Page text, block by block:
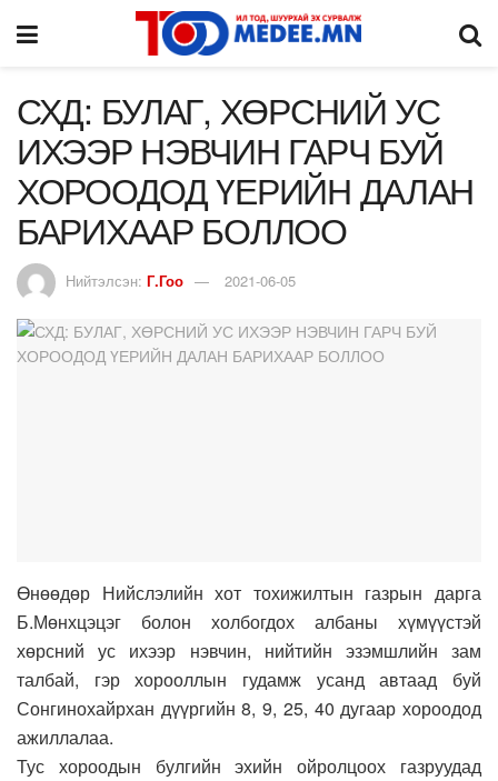
СХД: БУЛАГ, ХӨРСНИЙ УС
ИХЭЭР НЭВЧИН ГАРЧ БУЙ
ХОРООДОД ҮЕРИЙН ДАЛАН
БАРИХААР БОЛЛОО
Нийтэлсэн: Г.Гоо 2021-06-05
Өнөөдөр Нийслэлийн хот тохижилтын газрын дарга
Б.Мөнхцэцэг болон холбогдох албаны хүмүүстэй
хөрсний ус ихээр нэвчин, нийтийн эзэмшлийн зам
талбай, гэр хорооллын гудамж усанд автаад буй
Сонгинохайрхан дүүргийн 8, 9, 25, 40 дугаар хороодод
ажиллалаа.
Тус хороодын булгийн эхийн ойролцоох газруудад